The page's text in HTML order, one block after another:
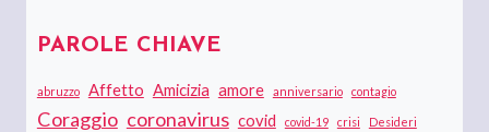
PAROLE CHIAVE
abruzzo Affetto Amicizia amore anniversario contagio
Coraggio coronavirus covid covid-19 crisi Desideri